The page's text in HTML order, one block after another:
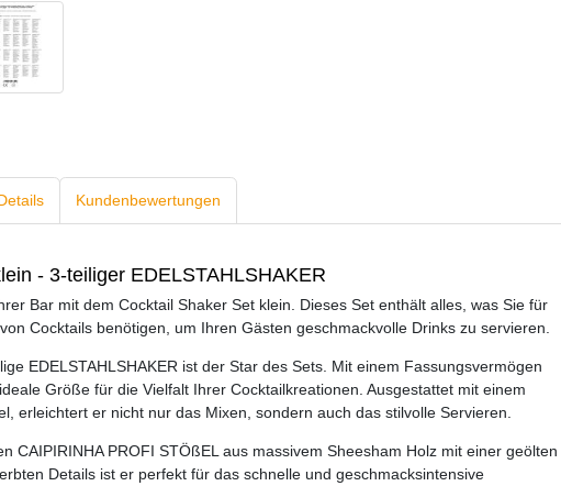
Kundenbewertungen
- 3-teiliger EDELSTAHLSHAKER
Bar mit dem Cocktail Shaker Set klein. Dieses Set enthält alles, was Sie für
Cocktails benötigen, um Ihren Gästen geschmackvolle Drinks zu servieren.
EDELSTAHLSHAKER ist der Star des Sets. Mit einem Fassungsvermögen
Größe für die Vielfalt Ihrer Cocktailkreationen. Ausgestattet mit einem
erleichtert er nicht nur das Mixen, sondern auch das stilvolle Servieren.
CAIPIRINHA PROFI STÖßEL aus massivem Sheesham Holz mit einer geölten
Details ist er perfekt für das schnelle und geschmacksintensive